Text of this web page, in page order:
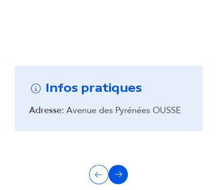
Infos pratiques
Adresse: Avenue des Pyrénées OUSSE
PrécédentSuivant